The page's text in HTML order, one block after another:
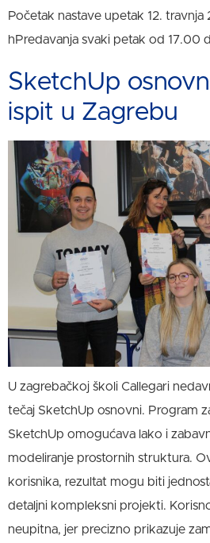
Početak nastave upetak 12. travnja
hPredavanja svaki petak od 17.00
SketchUp
ispit u Zagrebu
U zagrebačkoj školi Callegari
tečaj SketchUp osnovni. Program
SketchUp omogućava lako i
modeliranje prostornih struktura.
korisnika, rezultat mogu biti
detaljni kompleksni projekti.
neupitna, jer precizno prikazuje